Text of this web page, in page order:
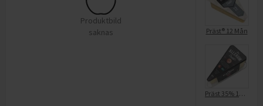
Produktbild
saknas
Präst® 12 Mån
Präst 35% 18 mån